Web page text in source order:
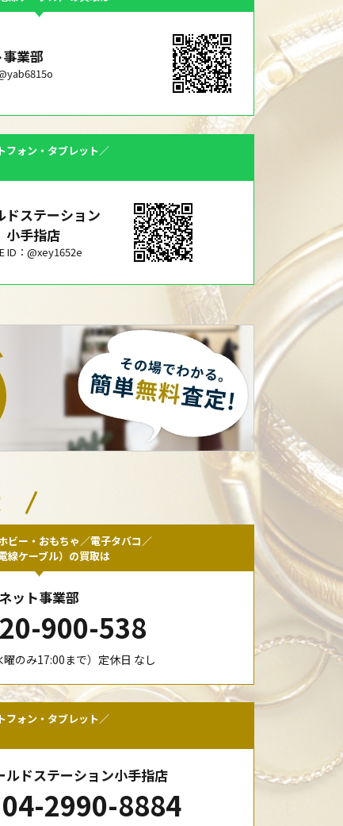
業部
フォン・タブレット／
ドステーション
小手指店
ID：@xey1652e
ビー・おもちゃ／電子タバコ／
線ケーブル）の買取は
ネット事業部
900-538
のみ17:00まで）定休日 なし
フォン・タブレット／
ルドステーション小手指店
04-2990-8884